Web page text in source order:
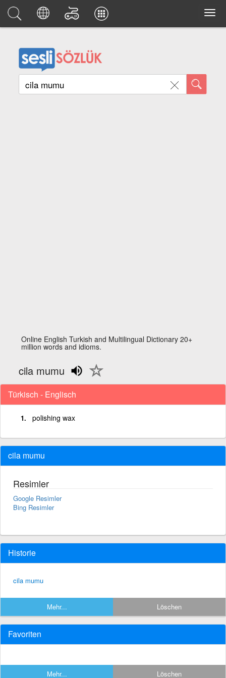
Online English Turkish and Multilingual Dictionary 20+
million words and idioms.
cila mumu
Türkisch - Englisch
polishing wax
cila mumu
Resimler
Google Resimler
Bing Resimler
Historie
cila mumu
Mehr... Löschen
Favoriten
Mehr... Löschen